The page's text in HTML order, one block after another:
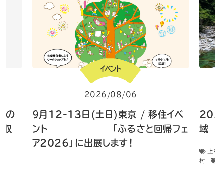
の
収
イベント
2026/08/06
9月12-13日(土日)東京 / 移住イベ
ント 「ふるさと回帰フェ
ア2026」に出展します！
域
上
村